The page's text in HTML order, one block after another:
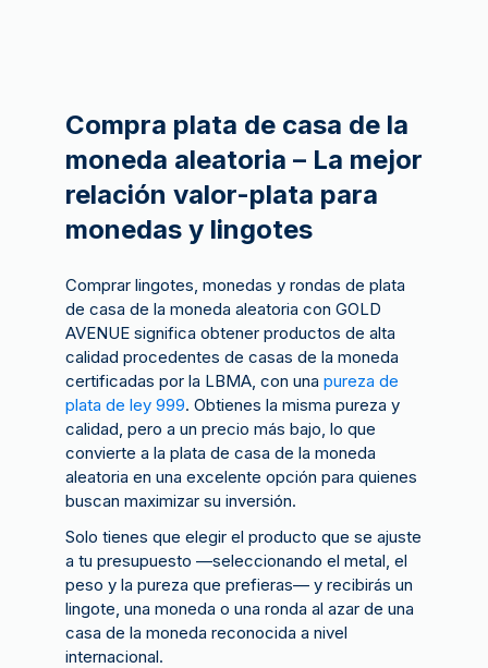
Compra plata de casa de la
moneda aleatoria – La mejor
relación valor-plata para
monedas y lingotes
Comprar lingotes, monedas y rondas de plata
de casa de la moneda aleatoria con GOLD
AVENUE significa obtener productos de alta
calidad procedentes de casas de la moneda
certificadas por la LBMA, con una pureza de
plata de ley 999. Obtienes la misma pureza y
calidad, pero a un precio más bajo, lo que
convierte a la plata de casa de la moneda
aleatoria en una excelente opción para quienes
buscan maximizar su inversión.
Solo tienes que elegir el producto que se ajuste
a tu presupuesto —seleccionando el metal, el
peso y la pureza que prefieras— y recibirás un
lingote, una moneda o una ronda al azar de una
casa de la moneda reconocida a nivel
internacional.